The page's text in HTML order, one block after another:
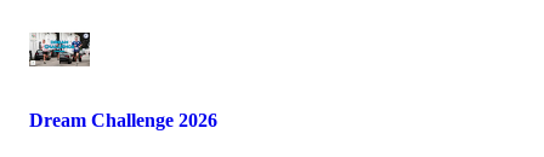
Dream Challenge 2026